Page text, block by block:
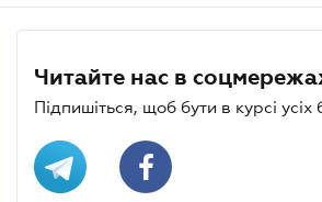
Читайте нас в
Підпишіться, щоб бути в курсі усіх